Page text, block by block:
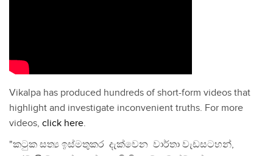
Vikalpa has produced hundreds of short-form videos that
highlight and investigate inconvenient truths. For more
videos, click here.
"කටුක සත්‍ය ඉස්මතුකර දැක්වෙන වාර්තා වැඩසටහන්,